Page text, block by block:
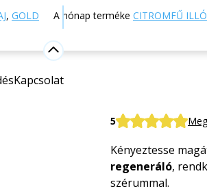
, GOLD
A hónap terméke CITROMFŰ
Kapcsolat
kozmetikumok Bőrápolás
Opuntia
5
Kényeztesse
regeneráló,
szérummal.